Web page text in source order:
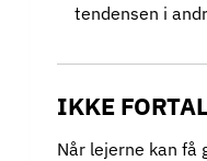
tendensen i
IKKE
Når lejerne kan få